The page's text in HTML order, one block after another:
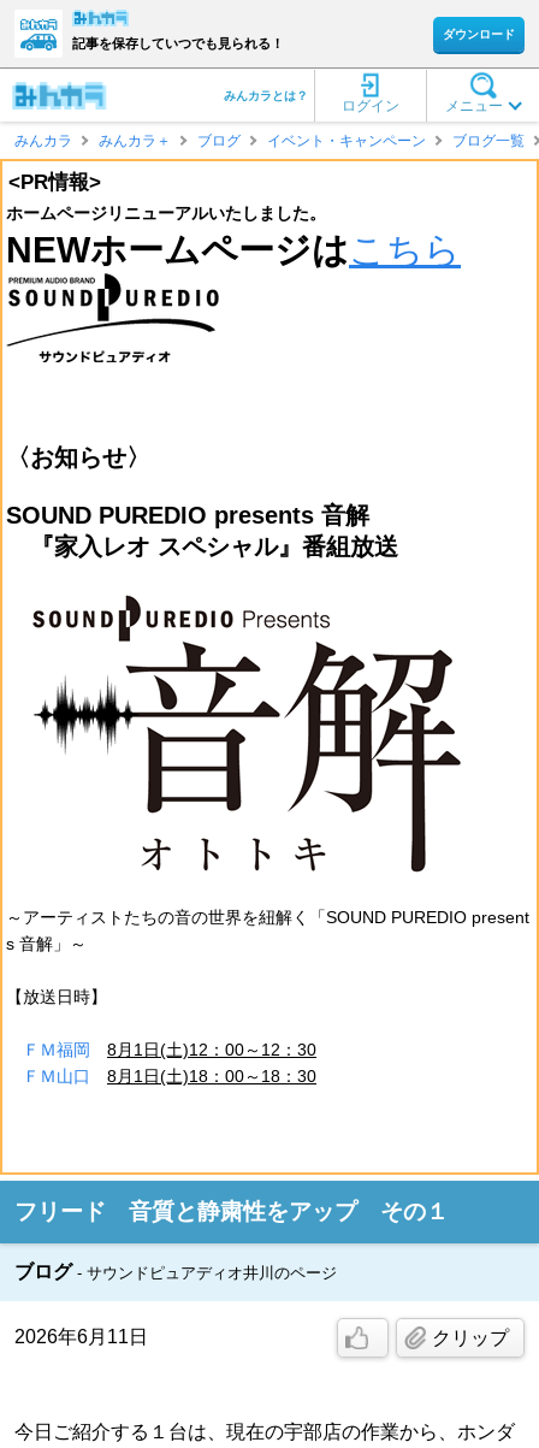
記事を保存していつでも見られる！
ダウンロード
メニュー
ログイン
みんカラとは？
みんカラ みんカラ＋ ブログ イベント・キャンペーン ブログ一覧
<PR情報>
ホームページリニューアルいたしました。
NEWホームページはこちら
〈お知らせ〉
SOUND PUREDIO presents 音解
『家入レオ スペシャル』番組放送
～アーティストたちの音の世界を紐解く「SOUND PUREDIO present
s 音解」～
【放送日時】
ＦＭ福岡
8月1日(土)12：00～12：30
ＦＭ山口
8月1日(土)18：00～18：30
フリード 音質と静粛性をアップ その１
ブログ サウンドピュアディオ井川のページ
2026年6月11日 クリップ
今日ご紹介する１台は、現在の宇部店の作業から、ホンダ